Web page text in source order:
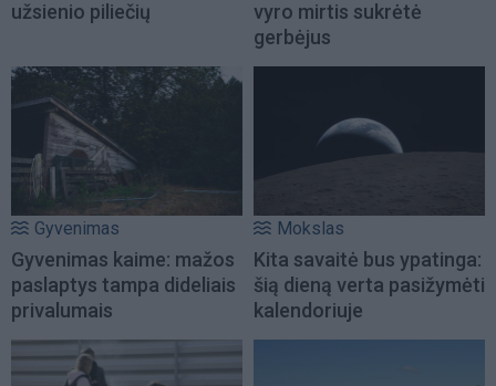
užsienio piliečių
vyro mirtis sukrėtė
gerbėjus
Gyvenimas
Gyvenimas kaime: mažos
paslaptys tampa dideliais
privalumais
Mokslas
Kita savaitė bus ypatinga:
šią dieną verta pasižymėti
kalendoriuje